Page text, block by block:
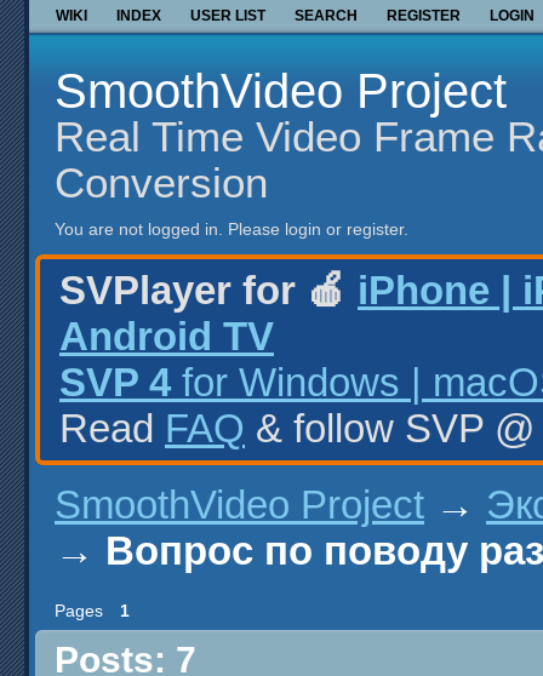
WIKI INDEX USER LIST SEARCH REGISTER LOGIN
SmoothVideo Project
Real Time Video Frame
Conversion
You are not logged in. Please login or register.
SVPlayer for 🍎 iPhone |
Android TV
SVP 4 for Windows |
Read FAQ & follow SVP
SmoothVideo Project →
→ Вопрос по поводу
Pages 1
Posts: 7